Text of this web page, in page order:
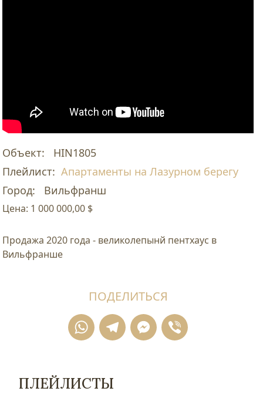
Объект:
HIN1805
Плейлист: Апартаменты на Лазурном берегу
Город:
Вильфранш
Цена: 1 000 000,00 $
Продажа 2020 года - великолепынй пентхаус в
Вильфранше
ПОДЕЛИТЬСЯ
WhatsApp
Telegram
Messenger
ПЛЕЙЛИСТЫ